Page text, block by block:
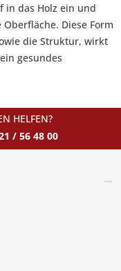
in das Holz ein und
Diese Form
die Struktur, wirkt
gesundes
HELFEN?
/ 56 48 00